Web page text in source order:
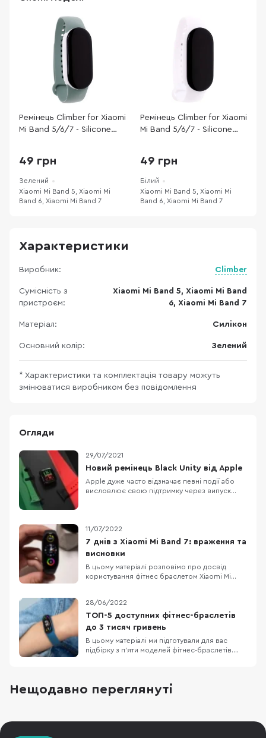
Ремінець Climber for Xiaomi
Mi Band 5/6/7 - Silicone
49 грн
Зелений
Xiaomi Mi Band 5, Xiaomi Mi
Band 6, Xiaomi Mi Band 7
Ремінець Climber for Xiaomi
Mi Band 5/6/7 - Silicone
49 грн
Білий
Xiaomi Mi Band 5, Xiaomi Mi
Band 6, Xiaomi Mi Band 7
Характеристики
Виробник: Climber
Сумісність з
пристроєм:
Xiaomi Mi Band 5, Xiaomi Mi Band
6, Xiaomi Mi Band 7
Матеріал: Силікон
Основний колір: Зелений
* Характеристики та комплектація товару можуть
змінюватися виробником без повідомлення
Огляди
29/07/2021
Новий ремінець Black Unity від Apple
Apple дуже часто відзначає певні події або
висловлює свою підтримку через випуск
ремінець під назвою Black Unity. Він є
даниною поваги до історії Чорного
континенту. Між іншим, його
11/07/2022
7 днів з Xiaomi Mi Band 7: враження та
висновки
В цьому матеріалі розповімо про досвід
користування фітнес браслетом Xiaomi Mi
порівнювали його з попереднім поколінням
— Mi Band 6, а зараз детальніше про те, як Mi
Band 7 проявив себе в реальному житті.
ДИЗАЙН І КОМПЛЕКТАЦ
28/06/2022
ТОП-5 доступних фітнес-браслетів
до 3 тисяч гривень
В цьому матеріалі ми підготували для вас
підбірку з п’яти моделей фітнес-браслетів.
виробниками, як смарт-годинники, а не
фітнес-браслети, але насправді — це фітнес-
Нещодавно переглянуті